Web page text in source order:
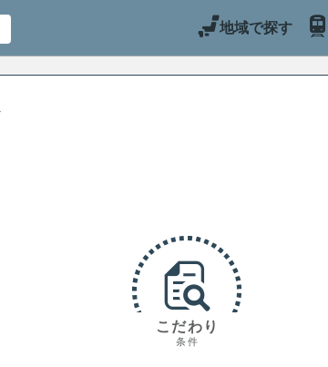
地域で探す
こだわり
条件